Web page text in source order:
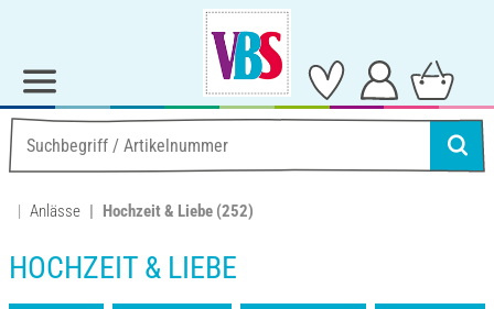
Anlässe Hochzeit & Liebe (252)
HOCHZEIT & LIEBE